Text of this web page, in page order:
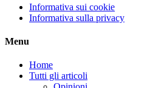
Informativa sui cookie
Informativa sulla privacy
Menu
Home
Tutti gli articoli